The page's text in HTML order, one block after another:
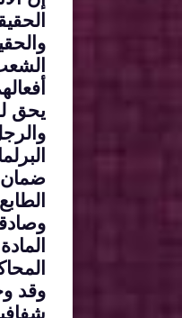
يحق
ضمان
المادة 64 من الدستور. فهو يتجنب أي عقبة سياسية أمام تحديد الحقيقة متى
وقد
شفافية